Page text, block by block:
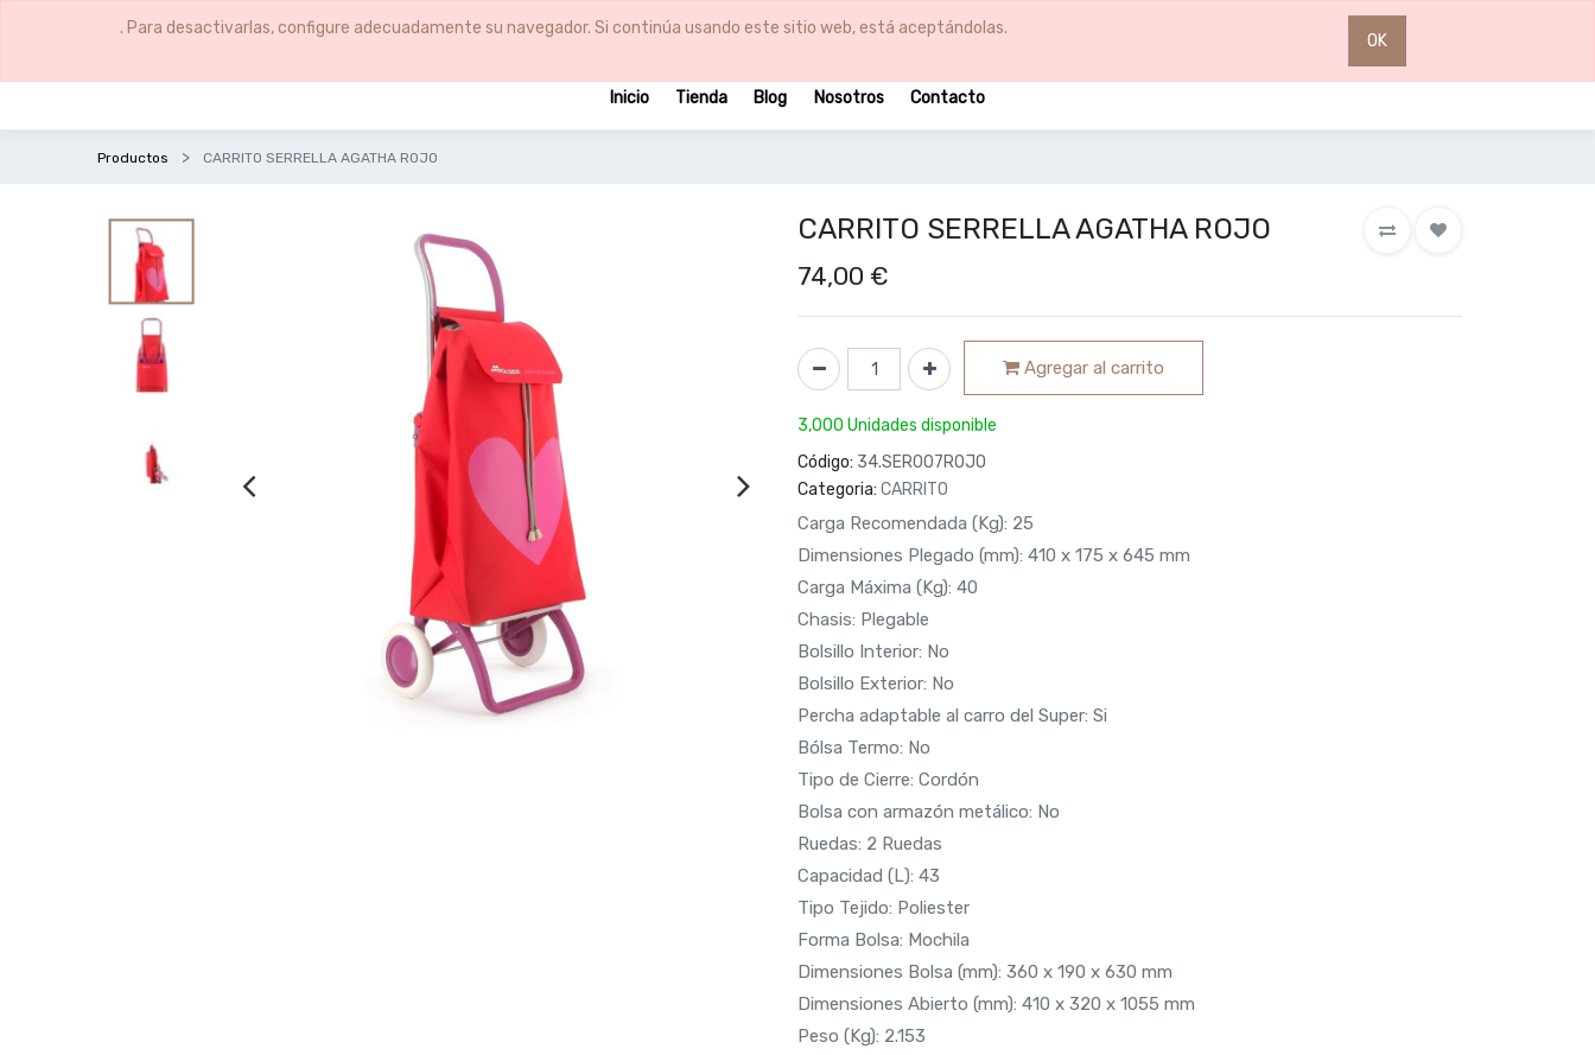
. Para desactivarlas, configure adecuadamente su navegador. Si continúa usando este sitio web, está aceptándolas.
OK
0
Inicio Tienda Blog Nosotros Contacto
Productos CARRITO SERRELLA AGATHA ROJO
CARRITO SERRELLA AGATHA ROJO
74,00 €
Agregar al carrito
3,000 Unidades disponible
Código: 34.SER007ROJO
Categoria: CARRITO
Carga Recomendada (Kg): 25
Dimensiones Plegado (mm): 410 x 175 x 645 mm
Carga Máxima (Kg): 40
Chasis: Plegable
Bolsillo Interior: No
Bolsillo Exterior: No
Percha adaptable al carro del Super: Si
Bólsa Termo: No
Tipo de Cierre: Cordón
Bolsa con armazón metálico: No
Ruedas: 2 Ruedas
Capacidad (L): 43
Tipo Tejido: Poliester
Forma Bolsa: Mochila
Dimensiones Bolsa (mm): 360 x 190 x 630 mm
Dimensiones Abierto (mm): 410 x 320 x 1055 mm
Peso (Kg): 2.153